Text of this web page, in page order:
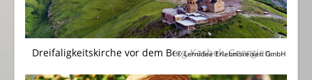
© Lernidee Erlebnisreisen GmbH
Dreifaligkeitskirche vor dem Berg Kasbek, Georgien.